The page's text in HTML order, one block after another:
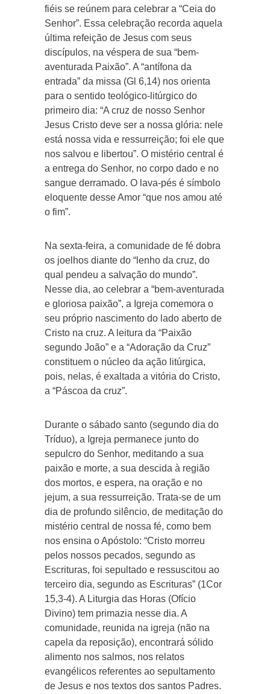
fiéis se reúnem para celebrar a “Ceia do
Senhor”. Essa celebração recorda aquela
última refeição de Jesus com seus
discípulos, na véspera de sua “bem-
aventurada Paixão”. A “antífona da
entrada” da missa (Gl 6,14) nos orienta
para o sentido teológico-litúrgico do
primeiro dia: “A cruz de nosso Senhor
Jesus Cristo deve ser a nossa glória: nele
está nossa vida e ressurreição; foi ele que
nos salvou e libertou”. O mistério central é
a entrega do Senhor, no corpo dado e no
sangue derramado. O lava-pés é símbolo
eloquente desse Amor “que nos amou até
o fim”.
Na sexta-feira, a comunidade de fé dobra
os joelhos diante do “lenho da cruz, do
qual pendeu a salvação do mundo”.
Nesse dia, ao celebrar a “bem-aventurada
e gloriosa paixão”, a Igreja comemora o
seu próprio nascimento do lado aberto de
Cristo na cruz. A leitura da “Paixão
segundo João” e a “Adoração da Cruz”
constituem o núcleo da ação litúrgica,
pois, nelas, é exaltada a vitória do Cristo,
a “Páscoa da cruz”.
Durante o sábado santo (segundo dia do
Tríduo), a Igreja permanece junto do
sepulcro do Senhor, meditando a sua
paixão e morte, a sua descida à região
dos mortos, e espera, na oração e no
jejum, a sua ressurreição. Trata-se de um
dia de profundo silêncio, de meditação do
mistério central de nossa fé, como bem
nos ensina o Apóstolo: “Cristo morreu
pelos nossos pecados, segundo as
Escrituras, foi sepultado e ressuscitou ao
terceiro dia, segundo as Escrituras” (1Cor
15,3-4). A Liturgia das Horas (Ofício
Divino) tem primazia nesse dia. A
comunidade, reunida na igreja (não na
capela da reposição), encontrará sólido
alimento nos salmos, nos relatos
evangélicos referentes ao sepultamento
de Jesus e nos textos dos santos Padres.